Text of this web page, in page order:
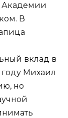
Академии
В
вклад в
году Михаил
но